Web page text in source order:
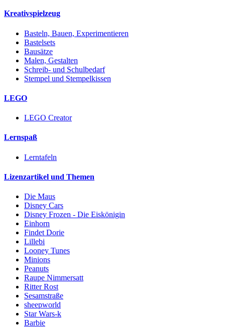
Kreativspielzeug
Basteln, Bauen, Experimentieren
Bastelsets
Bausätze
Malen, Gestalten
Schreib- und Schulbedarf
Stempel und Stempelkissen
LEGO
LEGO Creator
Lernspaß
Lerntafeln
Lizenzartikel und Themen
Die Maus
Disney Cars
Disney Frozen - Die Eiskönigin
Einhorn
Findet Dorie
Lillebi
Looney Tunes
Minions
Peanuts
Raupe Nimmersatt
Ritter Rost
Sesamstraße
sheepworld
Star Wars-k
Barbie